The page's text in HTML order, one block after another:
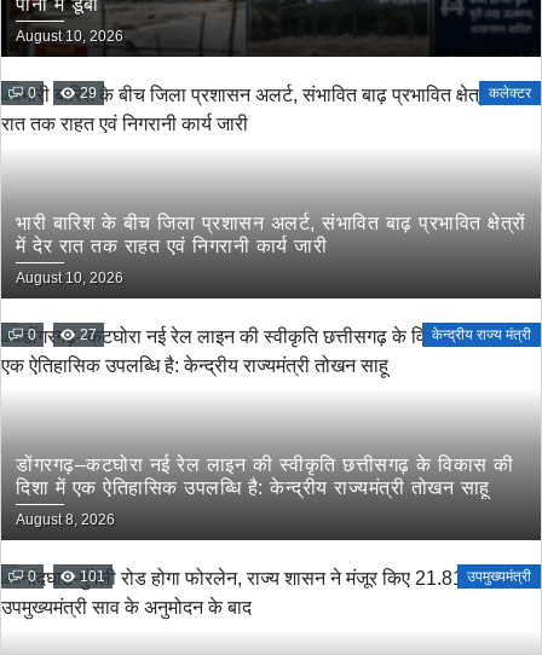
पानी में डूबा
August 10, 2026
0 29 कलेक्टर
भारी बारिश के बीच जिला प्रशासन अलर्ट, संभावित बाढ़ प्रभावित क्षेत्रों
में देर रात तक राहत एवं निगरानी कार्य जारी
August 10, 2026
0 27 केन्द्रीय राज्य मंत्री
डोंगरगढ़–कटघोरा नई रेल लाइन की स्वीकृति छत्तीसगढ़ के विकास की
दिशा में एक ऐतिहासिक उपलब्धि है: केन्द्रीय राज्यमंत्री तोखन साहू
August 8, 2026
0 101 उपमुख्यमंत्री